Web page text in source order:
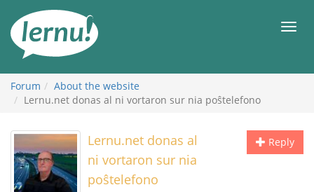
the
content
Forum
About the website
Lernu.net donas al ni vortaron sur nia poŝtelefono
Reply
Lernu.net donas al
ni vortaron sur nia
poŝtelefono